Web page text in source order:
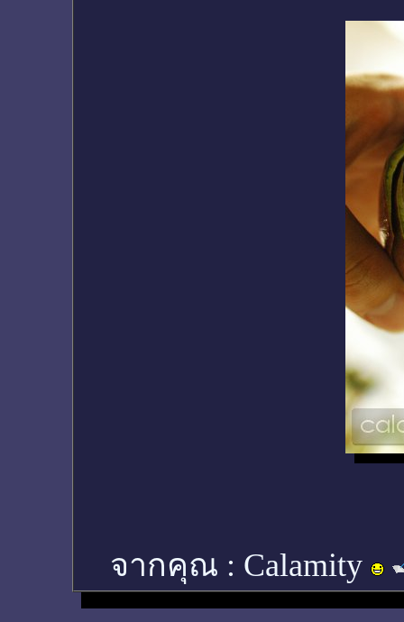
จากคุณ : Calamity